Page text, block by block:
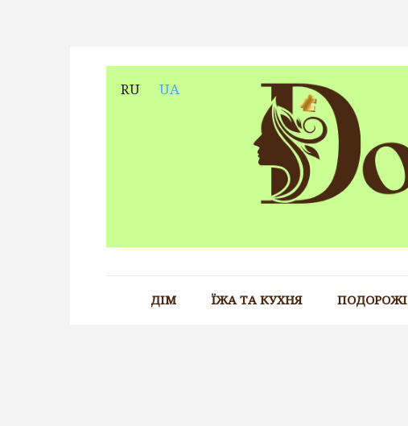
RU UA
ДІМ ЇЖА ТА КУХНЯ ПОДОРОЖІ